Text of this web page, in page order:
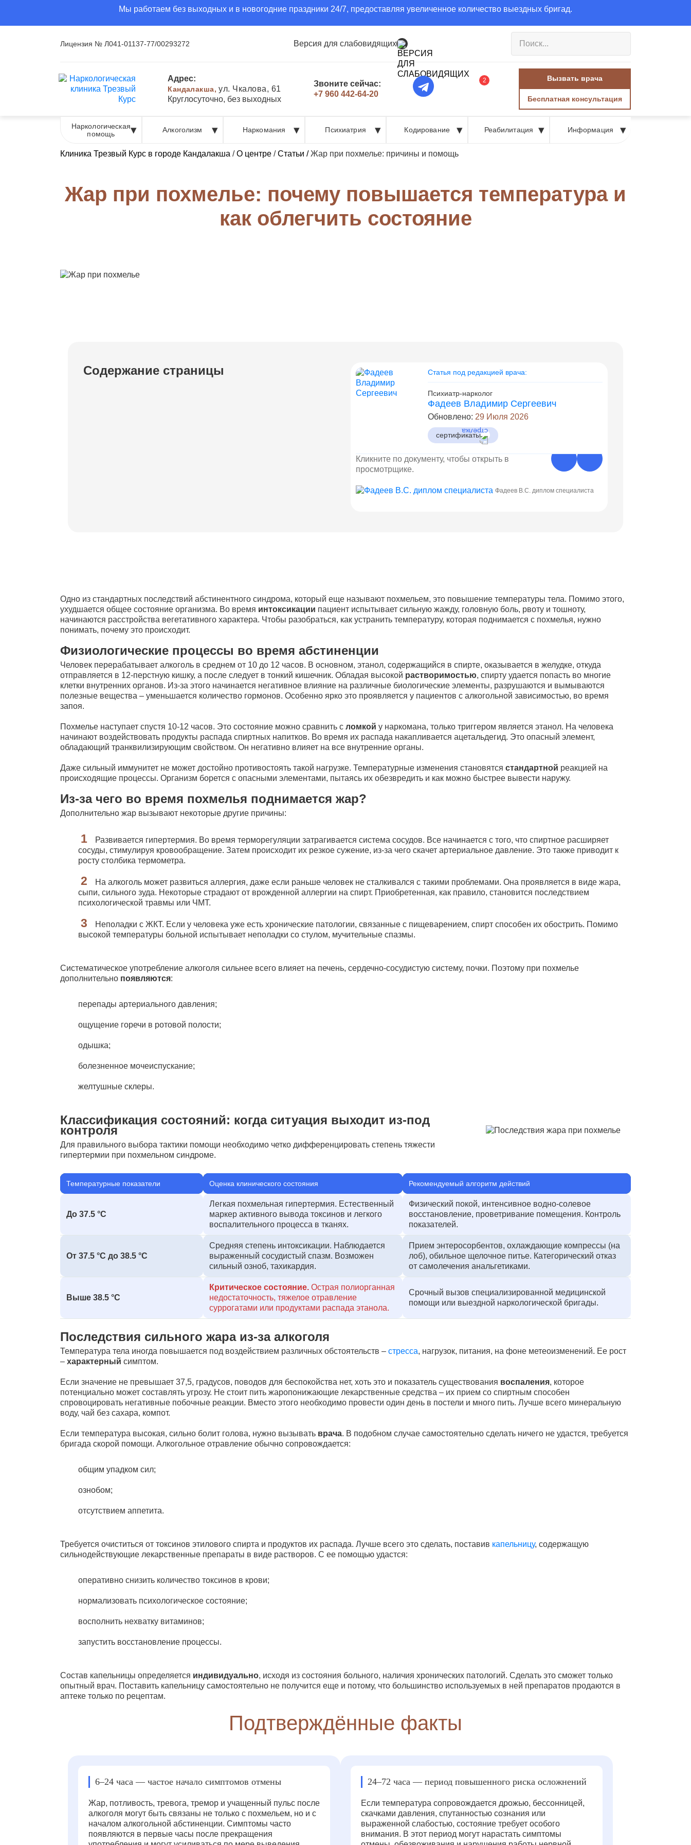
Мы работаем без выходных и в новогодние праздники 24/7, предоставляя увеличенное количество выездных бригад.
Лицензия № Л041-01137-77/00293272 Версия для слабовидящих
Адрес:
Кандалакша,ул. Чкалова, 61
Круглосуточно, без выходных
Звоните сейчас:
+7 960 442-64-20
2 Вызвать врача
Бесплатная консультация
Наркологическая
помощь
Алкоголизм Наркомания Психиатрия Кодирование Реабилитация Информация
Клиника Трезвый Курс в городе Кандалакша /О центре /Статьи /Жар при похмелье: причины и помощь
Жар при похмелье: почему повышается температура и
как облегчить состояние
Содержание страницы Статья под редакцией врача:
Психиатр-нарколог
Фадеев Владимир Сергеевич
Обновлено: 29 Июля 2026
сертификаты
Кликните по документу, чтобы открыть в
просмотрщике.
Фадеев В.С. диплом специалиста
Одно из стандартных последствий абстинентного синдрома, который еще называют похмельем, это повышение температуры тела. Помимо этого,
ухудшается общее состояние организма. Во время интоксикации пациент испытывает сильную жажду, головную боль, рвоту и тошноту,
начинаются расстройства вегетативного характера. Чтобы разобраться, как устранить температуру, которая поднимается с похмелья, нужно
понимать, почему это происходит.
Физиологические процессы во время абстиненции
Человек перерабатывает алкоголь в среднем от 10 до 12 часов. В основном, этанол, содержащийся в спирте, оказывается в желудке, откуда
отправляется в 12-перстную кишку, а после следует в тонкий кишечник. Обладая высокой растворимостью, спирту удается попасть во многие
клетки внутренних органов. Из-за этого начинается негативное влияние на различные биологические элементы, разрушаются и вымываются
полезные вещества – уменьшается количество гормонов. Особенно ярко это проявляется у пациентов с алкогольной зависимостью, во время
запоя.
Похмелье наступает спустя 10-12 часов. Это состояние можно сравнить с ломкой у наркомана, только триггером является этанол. На человека
начинают воздействовать продукты распада спиртных напитков. Во время их распада накапливается ацетальдегид. Это опасный элемент,
обладающий транквилизирующим свойством. Он негативно влияет на все внутренние органы.
Даже сильный иммунитет не может достойно противостоять такой нагрузке. Температурные изменения становятся стандартной реакцией на
происходящие процессы. Организм борется с опасными элементами, пытаясь их обезвредить и как можно быстрее вывести наружу.
Из-за чего во время похмелья поднимается жар?
Дополнительно жар вызывают некоторые другие причины:
Развивается гипертермия. Во время терморегуляции затрагивается система сосудов. Все начинается с того, что спиртное расширяет
сосуды, стимулируя кровообращение. Затем происходит их резкое сужение, из-за чего скачет артериальное давление. Это также приводит к
росту столбика термометра.
На алкоголь может развиться аллергия, даже если раньше человек не сталкивался с такими проблемами. Она проявляется в виде жара,
сыпи, сильного зуда. Некоторые страдают от врожденной аллергии на спирт. Приобретенная, как правило, становится последствием
психологической травмы или ЧМТ.
Неполадки с ЖКТ. Если у человека уже есть хронические патологии, связанные с пищеварением, спирт способен их обострить. Помимо
высокой температуры больной испытывает неполадки со стулом, мучительные спазмы.
Систематическое употребление алкоголя сильнее всего влияет на печень, сердечно-сосудистую систему, почки. Поэтому при похмелье
дополнительно появляются:
перепады артериального давления;
ощущение горечи в ротовой полости;
одышка;
болезненное мочеиспускание;
желтушные склеры.
Классификация состояний: когда ситуация выходит из-под
контроля
Для правильного выбора тактики помощи необходимо четко дифференцировать степень тяжести
гипертермии при похмельном синдроме.
Температурные показатели Оценка клинического состояния Рекомендуемый алгоритм действий
До 37.5 °C
Легкая похмельная гипертермия. Естественный
маркер активного вывода токсинов и легкого
воспалительного процесса в тканях.
Физический покой, интенсивное водно-солевое
восстановление, проветривание помещения. Контроль
показателей.
От 37.5 °C до 38.5 °C
Средняя степень интоксикации. Наблюдается
выраженный сосудистый спазм. Возможен
сильный озноб, тахикардия.
Прием энтеросорбентов, охлаждающие компрессы (на
лоб), обильное щелочное питье. Категорический отказ
от самолечения анальгетиками.
Выше 38.5 °C
Критическое состояние. Острая полиорганная
недостаточность, тяжелое отравление
суррогатами или продуктами распада этанола.
Срочный вызов специализированной медицинской
помощи или выездной наркологической бригады.
Последствия сильного жара из-за алкоголя
Температура тела иногда повышается под воздействием различных обстоятельств – стресса, нагрузок, питания, на фоне метеоизменений. Ее рост
– характерный симптом.
Если значение не превышает 37,5, градусов, поводов для беспокойства нет, хоть это и показатель существования воспаления, которое
потенциально может составлять угрозу. Не стоит пить жаропонижающие лекарственные средства – их прием со спиртным способен
спровоцировать негативные побочные реакции. Вместо этого необходимо провести один день в постели и много пить. Лучше всего минеральную
воду, чай без сахара, компот.
Если температура высокая, сильно болит голова, нужно вызывать врача. В подобном случае самостоятельно сделать ничего не удастся, требуется
бригада скорой помощи. Алкогольное отравление обычно сопровождается:
общим упадком сил;
ознобом;
отсутствием аппетита.
Требуется очиститься от токсинов этилового спирта и продуктов их распада. Лучше всего это сделать, поставив капельницу, содержащую
сильнодействующие лекарственные препараты в виде растворов. С ее помощью удастся:
оперативно снизить количество токсинов в крови;
нормализовать психологическое состояние;
восполнить нехватку витаминов;
запустить восстановление процессы.
Состав капельницы определяется индивидуально, исходя из состояния больного, наличия хронических патологий. Сделать это сможет только
опытный врач. Поставить капельницу самостоятельно не получится еще и потому, что большинство используемых в ней препаратов продаются в
аптеке только по рецептам.
Подтверждённые факты
6–24 часа — частое начало симптомов отмены
Жар, потливость, тревога, тремор и учащенный пульс после
алкоголя могут быть связаны не только с похмельем, но и с
началом алкогольной абстиненции. Симптомы часто
появляются в первые часы после прекращения
24–72 часа — период повышенного риска осложнений
Если температура сопровождается дрожью, бессонницей,
скачками давления, спутанностью сознания или
выраженной слабостью, состояние требует особого
внимания. В этот период могут нарастать симптомы